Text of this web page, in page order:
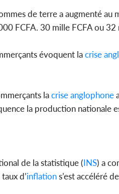
de terre a augmenté
FCFA. 30 mille FCFA ou 32
évoquent lacrise
lacrise anglophone
la production nationale
de la statistique (INS) a
d’inflations’est accéléré